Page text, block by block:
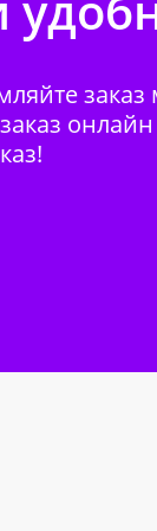
заказ